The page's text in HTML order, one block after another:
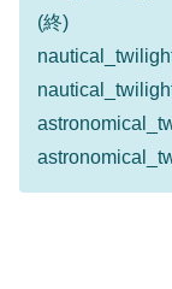
(終)